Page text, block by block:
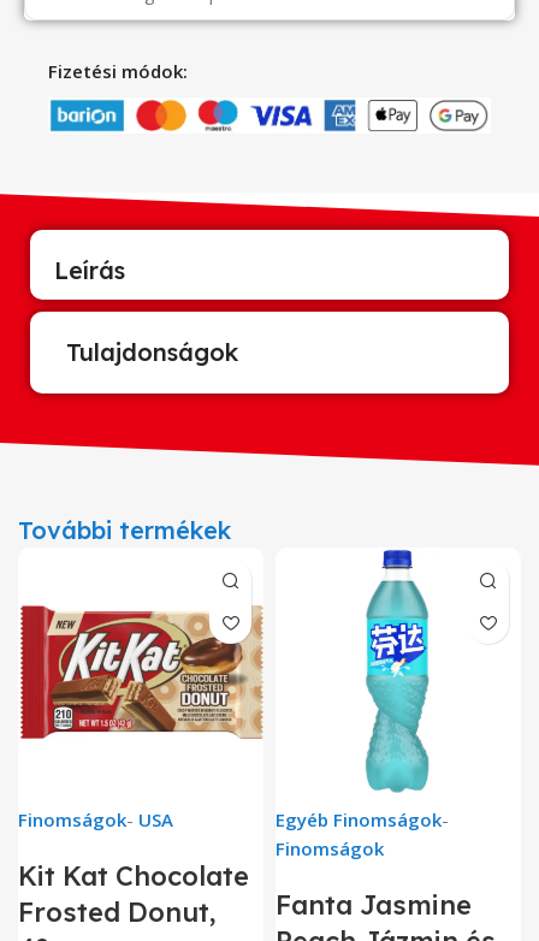
Fizetési módok:
Leírás
Tulajdonságok
További termékek
Finomságok- USA
Kit Kat Chocolate
Frosted Donut,
Egyéb Finomságok-
Finomságok
Fanta Jasmine